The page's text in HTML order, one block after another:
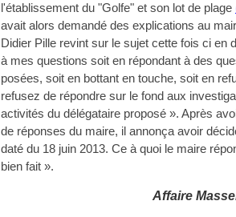
l'établissement du "Golfe" et son lot de plage
avait alors demandé des explications au
Didier Pille revint sur le sujet cette fois ci en
à mes questions soit en répondant à des
posées, soit en bottant en touche, soit en
refusez de répondre sur le fond aux
activités du délégataire proposé ». Après
de réponses du maire, il annonça avoir
daté du 18 juin 2013. Ce à quoi le maire
bien fait ».
Affaire